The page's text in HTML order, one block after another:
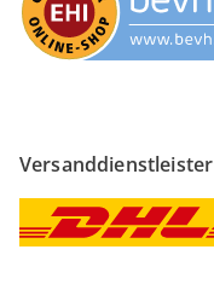
Versanddienstleister